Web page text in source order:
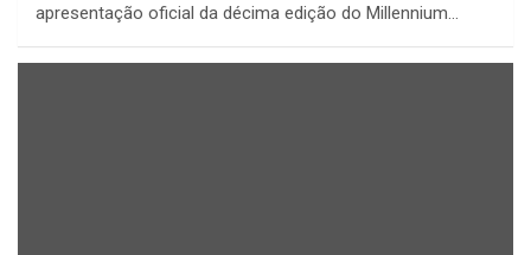
apresentação oficial da décima edição do Millennium…